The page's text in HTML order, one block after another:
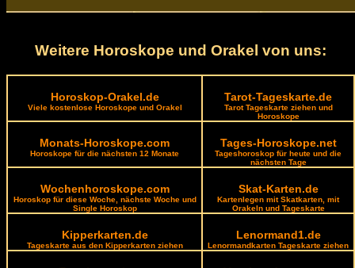
Weitere Horoskope und Orakel von uns:
Horoskop-Orakel.de
Viele kostenlose Horoskope und Orakel
Tarot-Tageskarte.de
Tarot Tageskarte ziehen und
Horoskope
Monats-Horoskope.com
Horoskope für die nächsten 12 Monate
Tages-Horoskope.net
Tageshoroskop für heute und die
nächsten Tage
Wochenhoroskope.com
Horoskop für diese Woche, nächste Woche und
Single Horoskop
Skat-Karten.de
Kartenlegen mit Skatkarten, mit
Orakeln und Tageskarte
Kipperkarten.de
Tageskarte aus den Kipperkarten ziehen
Lenormand1.de
Lenormandkarten Tageskarte ziehen